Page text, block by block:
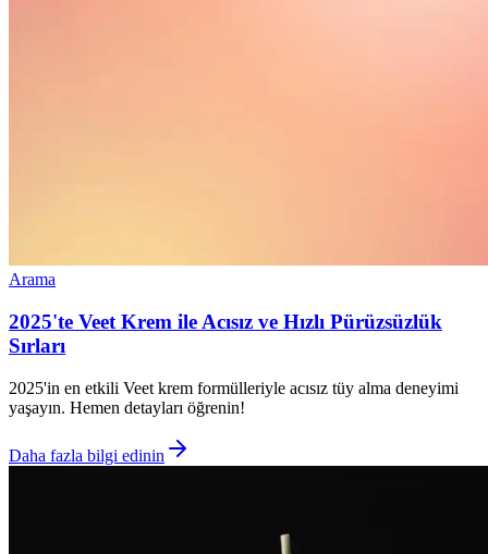
Arama
2025'te Veet Krem ile Acısız ve Hızlı Pürüzsüzlük
Sırları
2025'in en etkili Veet krem formülleriyle acısız tüy alma deneyimi
yaşayın. Hemen detayları öğrenin!
Daha fazla bilgi edinin